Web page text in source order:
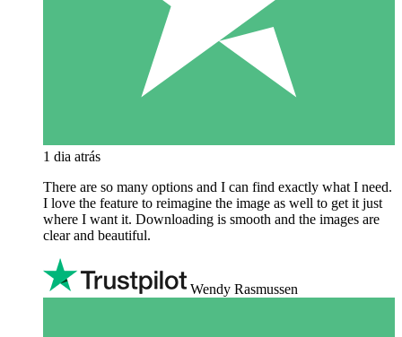
1 dia atrás
There are so many options and I can find exactly what I need.
I love the feature to reimagine the image as well to get it just
where I want it. Downloading is smooth and the images are
clear and beautiful.
Wendy Rasmussen